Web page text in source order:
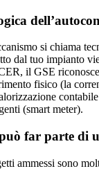
si chiama
dal tuo impianto
il GSE
fisico (la
(smart meter).
far parte di
ammessi sono